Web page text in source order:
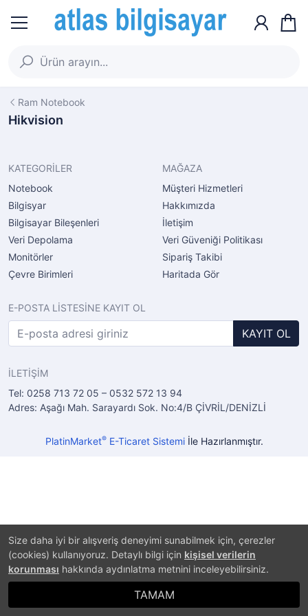
Size daha iyi bir alışveriş deneyimi sunabilmek için, çerezler
(cookies) kullanıyoruz. Detaylı bilgi için kişisel verilerin
korunması hakkında aydınlatma metnini inceleyebilirsiniz.
TAMAM
Ram Notebook
Hikvision
KATEGORİLER
Notebook
Bilgisyar
Bilgisayar Bileşenleri
Veri Depolama
Monitörler
Çevre Birimleri
MAĞAZA
Müşteri Hizmetleri
Hakkımızda
İletişim
Veri Güveniği Politikası
Sipariş Takibi
Haritada Gör
E-POSTA LİSTESİNE KAYIT OL
KAYIT OL
İLETİŞİM
Tel: 0258 713 72 05 – 0532 572 13 94
Adres: Aşağı Mah. Sarayardı Sok. No:4/B ÇİVRİL/DENİZLİ
PlatinMarket®E-Ticaret Sistemiİle Hazırlanmıştır.